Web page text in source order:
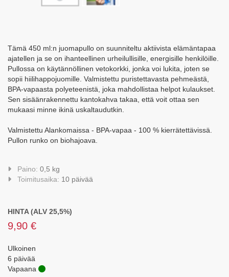
Tämä 450 ml:n juomapullo on suunniteltu aktiivista elämäntapaa
ajatellen ja se on ihanteellinen urheilullisille, energisille henkilöille.
Pullossa on käytännöllinen vetokorkki, jonka voi lukita, joten se
sopii hiilihappojuomille. Valmistettu puristettavasta pehmeästä,
BPA-vapaasta polyeteenistä, joka mahdollistaa helpot kulaukset.
Sen sisäänrakennettu kantokahva takaa, että voit ottaa sen
mukaasi minne ikinä uskaltaudutkin.
Valmistettu Alankomaissa - BPA-vapaa - 100 % kierrätettävissä.
Pullon runko on biohajoava.
Paino: 0,5 kg
Toimitusaika: 10 päivää
HINTA (ALV 25,5%)
9,90 €
Ulkoinen
6 päivää
Vapaana